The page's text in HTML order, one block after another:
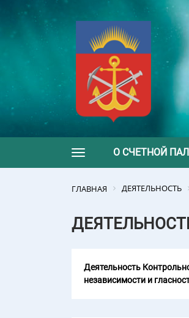
Toggle navigation
О СЧЕТНОЙ
ГЛАВНАЯ ДЕЯТЕЛЬНОСТЬ
Деятельность
независимости и